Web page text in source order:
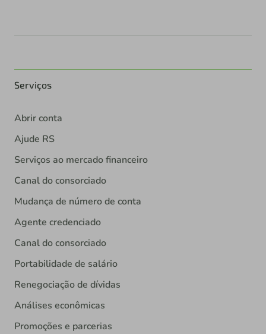
Serviços
Abrir conta
Ajude RS
Serviços ao mercado financeiro
Canal do consorciado
Mudança de número de conta
Agente credenciado
Canal do consorciado
Portabilidade de salário
Renegociação de dívidas
Análises econômicas
Promoções e parcerias